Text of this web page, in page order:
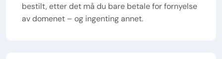
bestilt, etter det må du bare betale for fornyelse
av domenet – og ingenting annet.